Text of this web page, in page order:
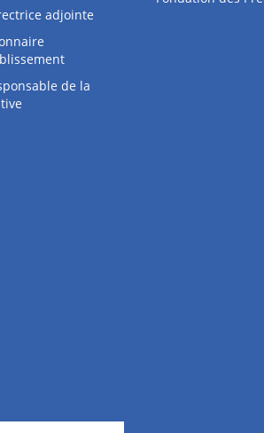
adjointe
de la